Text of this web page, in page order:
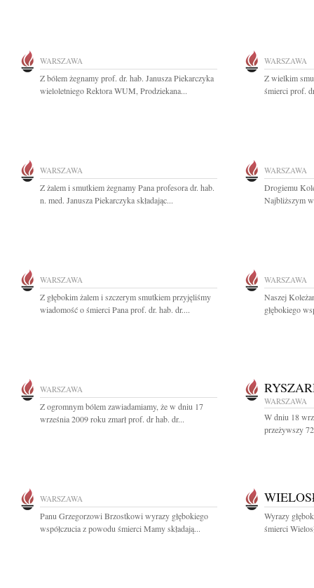
WARSZAWA
Z bólem żegnamy prof. dr. hab. Janusza Piekarczyka
wieloletniego Rektora WUM, Prodziekana...
WARSZAWA
Z wielkim
śmierci prof.
WARSZAWA
Z żalem i smutkiem żegnamy Pana profesora dr. hab.
n. med. Janusza Piekarczyka składając...
WARSZAWA
Drogiemu
Najbliższym
WARSZAWA
Z głębokim żalem i szczerym smutkiem przyjęliśmy
wiadomość o śmierci Pana prof. dr. hab. dr....
WARSZAWA
Naszej
głębokiego
WARSZAWA
Z ogromnym bólem zawiadamiamy, że w dniu 17
września 2009 roku zmarł prof. dr hab. dr...
WARSZAWA
W dniu 18
przeżywszy
WARSZAWA
Panu Grzegorzowi Brzostkowi wyrazy głębokiego
współczucia z powodu śmierci Mamy składają...
Wyrazy
śmierci